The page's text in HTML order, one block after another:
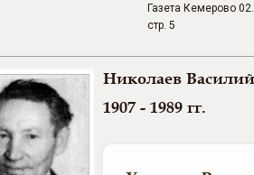
Газета Кемерово
стр. 5
Николаев
1907 - 1989 гг.